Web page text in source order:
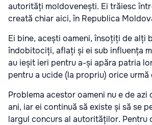
autorități moldovenești. Ei trăiesc
creată chiar aici, în Republica
Ei bine, acești oameni, însoțiți de alți
îndobitociți, aflați și ei sub influența
au ieșit ieri pentru a-și apăra patria
pentru a ucide (la propriu) orice urmă
Problema acestor oameni nu e de azi
ani, iar ei continuă să existe și să se
largul concurs al autorităților. Pentru